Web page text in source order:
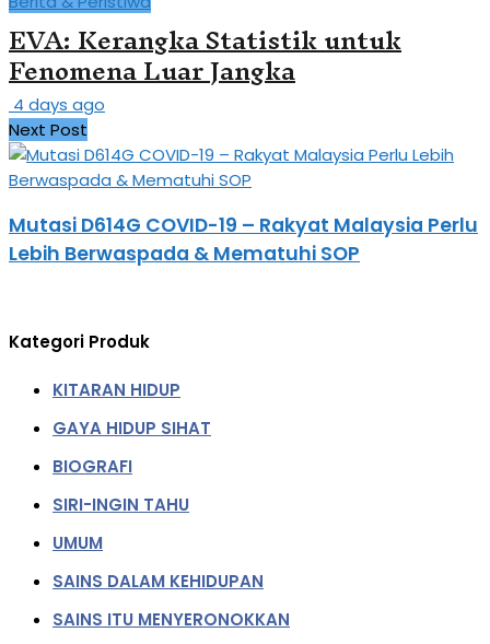
EVA: Kerangka Statistik untuk
Fenomena Luar Jangka
4 days ago
Next Post
Mutasi D614G COVID-19 – Rakyat Malaysia Perlu
Lebih Berwaspada & Mematuhi SOP
Kategori Produk
KITARAN HIDUP
GAYA HIDUP SIHAT
BIOGRAFI
SIRI-INGIN TAHU
UMUM
SAINS DALAM KEHIDUPAN
SAINS ITU MENYERONOKKAN